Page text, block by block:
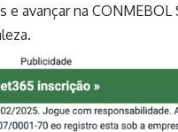
avançar na CONMEBOL